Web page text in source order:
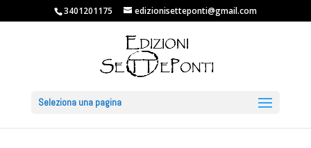
3401201175 edizionisetteponti@gmail.com
Seleziona una pagina